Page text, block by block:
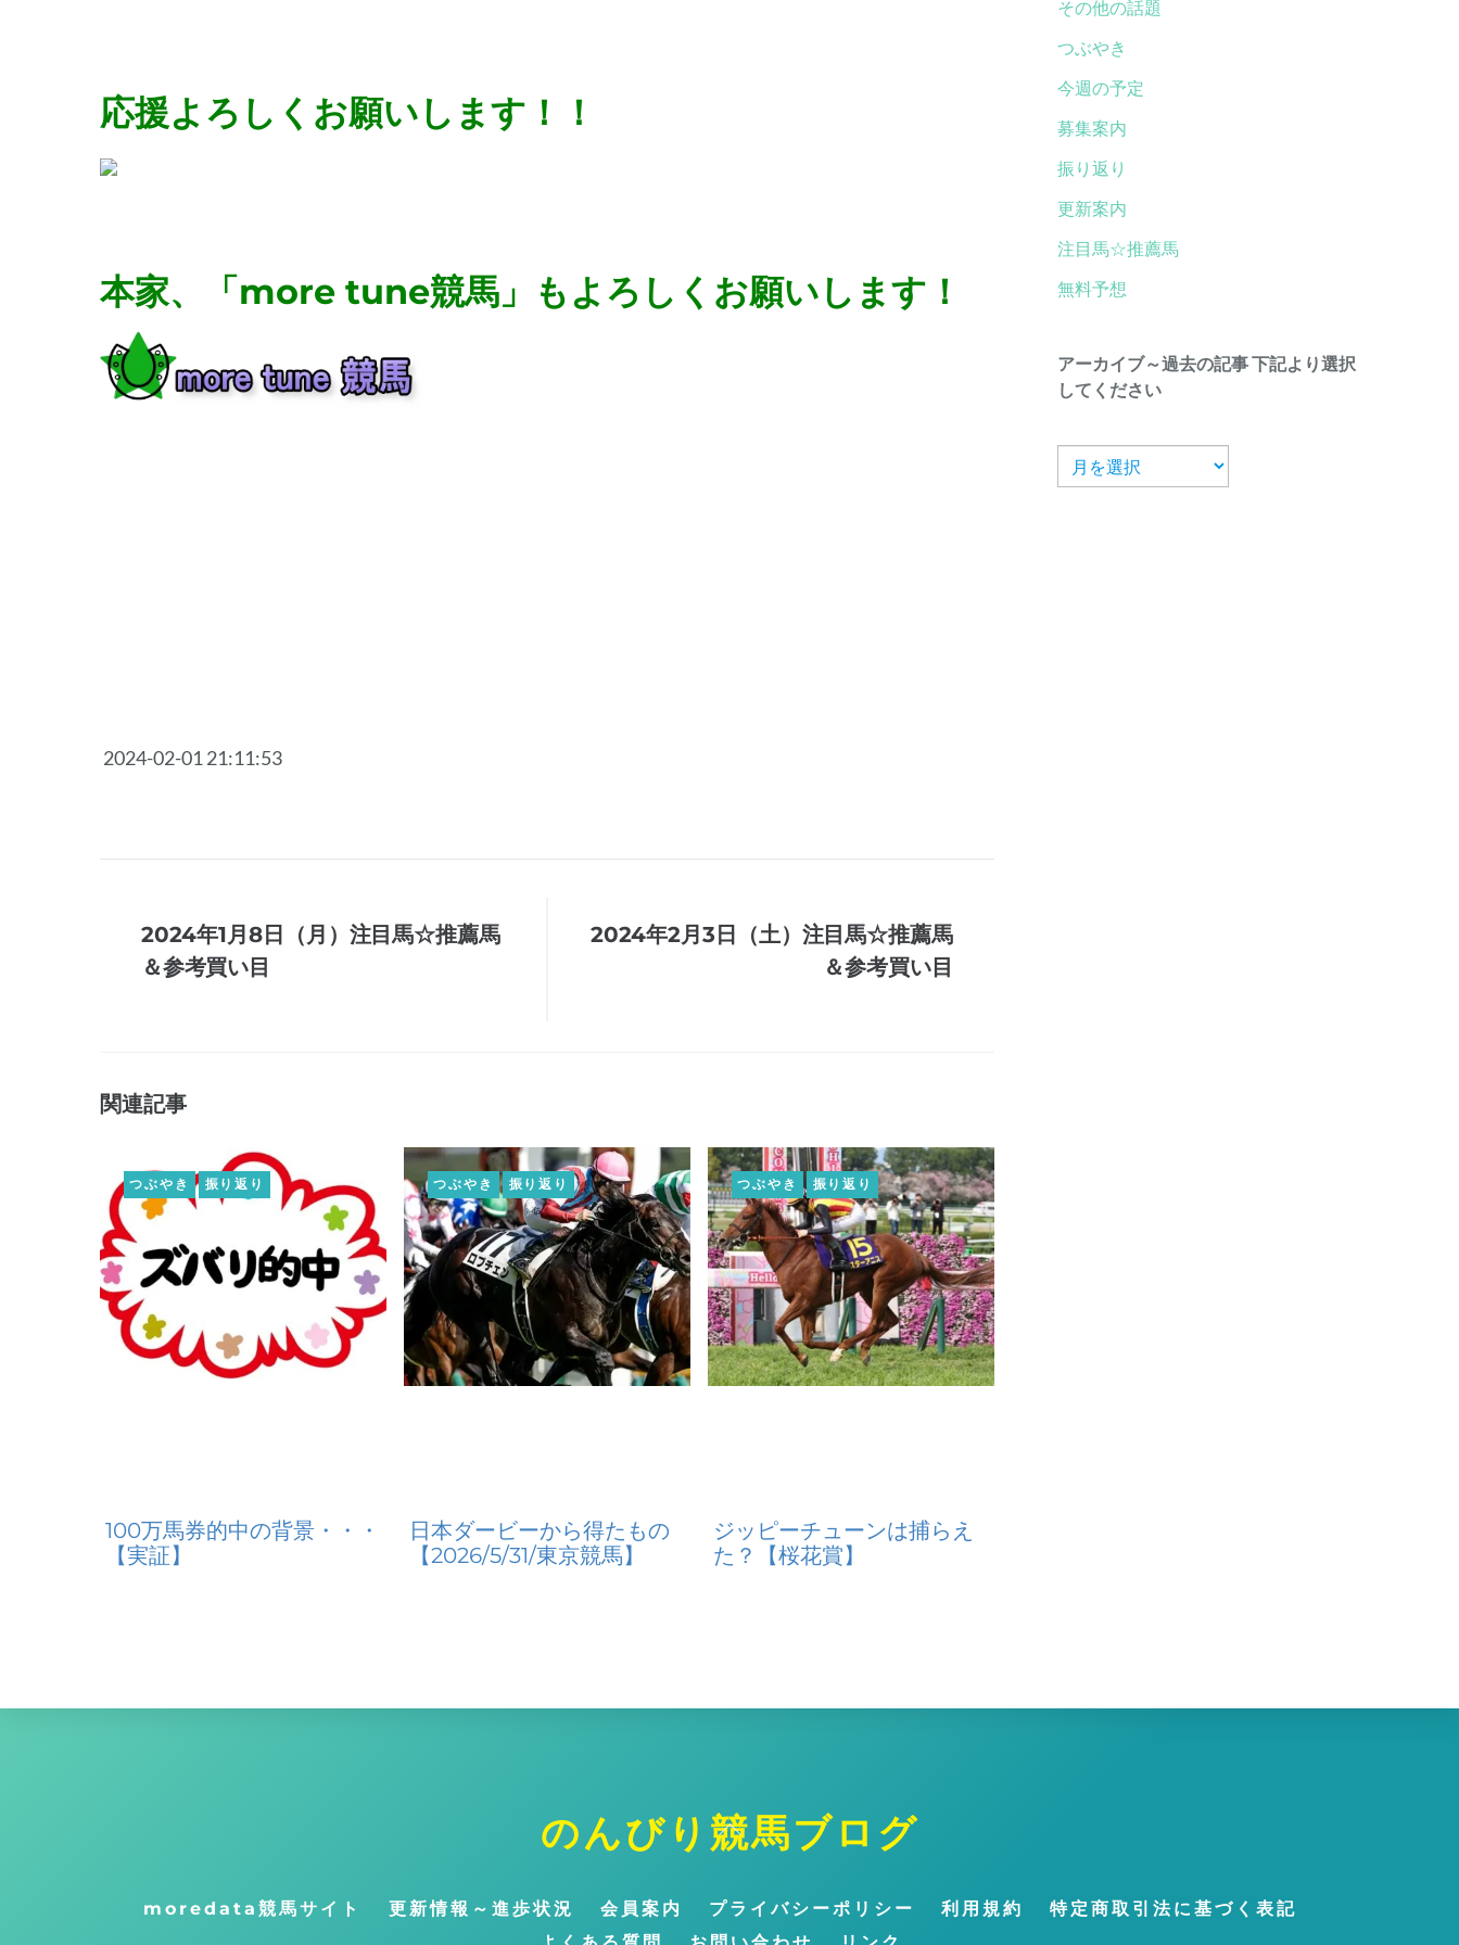
応援よろしくお願いします！！
本家、「more tune競馬」もよろしくお願いします！
2024-02-01 21:11:53
2024年1月8日（月）注目馬☆推薦馬
＆参考買い目
2024年2月3日（土）注目馬☆推薦馬
＆参考買い目
関連記事
つぶやき 振り返り
100万馬券的中の背景・・・
【実証】
つぶやき 振り返り
日本ダービーから得たもの
【2026/5/31/東京競馬】
つぶやき 振り返り
ジッピーチューンは捕らえ
た？【桜花賞】
その他の話題
つぶやき
今週の予定
募集案内
振り返り
更新案内
注目馬☆推薦馬
無料予想
アーカイブ～過去の記事 下記より選択
してください
ー
ト
のんびり競馬ブログ
moredata競馬サイト 更新情報～進歩状況 会員案内 プライバシーポリシー 利用規約
特定商取引法に基づく表記